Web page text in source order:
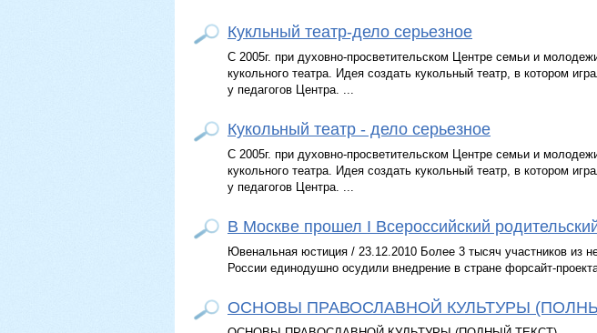
Кукльный театр-дело серьезное
С 2005г. при духовно-просветительском Центре семьи и
кукольного театра. Идея создать кукольный театр, в котором
у педагогов Центра. ...
Кукольный театр - дело серьезное
С 2005г. при духовно-просветительском Центре семьи и
кукольного театра. Идея создать кукольный театр, в котором
у педагогов Центра. ...
В Москве прошел I Всероссийский
Ювенальная юстиция / 23.12.2010 Более 3 тысяч участников из
России единодушно осудили внедрение в стране форсайт-
ОСНОВЫ ПРАВОСЛАВНОЙ КУЛЬТУРЫ